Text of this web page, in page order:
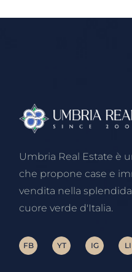
Umbria Real Estate è
che propone case e
vendita nella
cuore verde d'Italia.
FB YT IG LI